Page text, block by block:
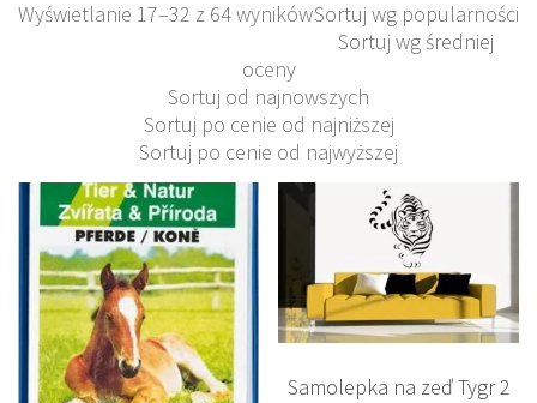
Wyświetlanie 17–32 z 64 wynikówSortuj wg popularności
Sortuj wg średniej
oceny
Sortuj od najnowszych
Sortuj po cenie od najniższej
Sortuj po cenie od najwyższej
Samolepka na zeď Tygr 2